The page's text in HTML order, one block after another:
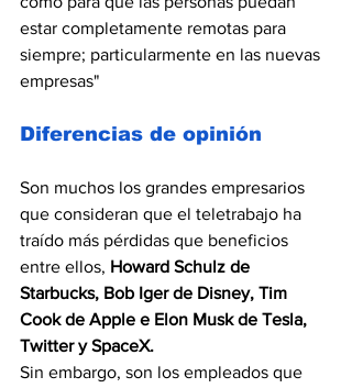
estar completamente remotas para
siempre; particularmente en las nuevas
empresas"
Diferencias de opinión
Son muchos los grandes empresarios
que consideran que el teletrabajo ha
traído más pérdidas que beneficios
entre ellos, Howard Schulz de
Starbucks, Bob Iger de Disney, Tim
Cook de Apple e Elon Musk de Tesla,
Twitter y SpaceX.
Sin embargo, son los empleados que